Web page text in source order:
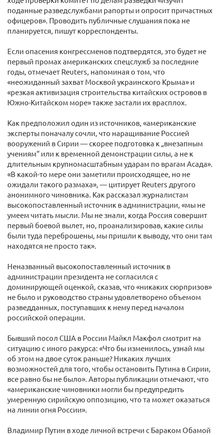
поданные разведслужбами рапорты и опросит причастных
офицеров». Проводить публичные слушания пока не
планируется, пишут корреспонденты.
Если опасения конгрессменов подтвердятся, это будет не
первый промах американских спецслужб за последние
годы, отмечает Reuters, напоминая о том, что
«неожиданный захват Москвой украинского Крыма» и
«резкая активизация строительства китайских островов в
Южно-Китайском море» также застали их врасплох.
Как предположил один из источников, «американские
эксперты поначалу сочли, что наращивание Россией
вооружений в Сирии — скорее подготовка к „внезапным
учениям“ или к временной демонстрации силы, а не к
длительным крупномасштабным ударам по врагам Асада».
«В какой-то мере они заметили происходящее, но не
ожидали такого размаха», — цитирует Reuters другого
анонимного чиновника. Как рассказал журналистам
высокопоставленный источник в администрации, «мы не
умеем читать мысли. Мы не знали, когда Россия совершит
первый боевой вылет, но, проанализировав, какие силы
были туда переброшены, мы пришли к выводу, что они там
находятся не просто так».
Неназванный высокопоставленный источник в
администрации президента не согласился с
доминирующей оценкой, сказав, что «никаких сюрпризов»
не было и руководство страны удовлетворено объемом
разведданных, поступавших к нему перед началом
российской операции.
Бывший посол США в России Майкл Макфол смотрит на
ситуацию с иного ракурса: «Что бы изменилось, узнай мы
об этом на двое суток раньше? Никаких лучших
возможностей для того, чтобы остановить Путина в Сирии,
все равно бы не было». Авторы публикации отмечают, что
«американские чиновники могли бы предупредить
умеренную сирийскую оппозицию, что та может оказаться
на линии огня России».
Владимир Путин в ходе личной встречи с Бараком Обамой